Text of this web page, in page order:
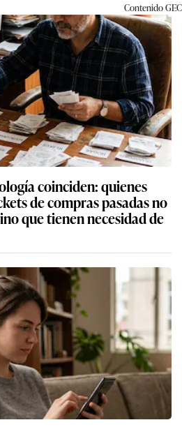
ContenidoGEC
coinciden: quienes
de compras pasadas no
que tienen necesidad de